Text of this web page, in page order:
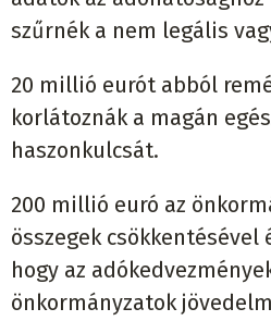
szűrnék a nem legális
20 millió eurót abból
korlátoznák a magán
haszonkulcsát.
200 millió euró az
összegek csökkentésével
hogy az
önkormányzatok